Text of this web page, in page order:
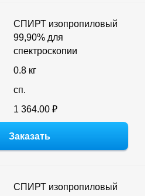
СПИРТ изопропиловый
99,90% для
спектроскопии
0.8 кг
сп.
1 364.00 ₽
Заказать
СПИРТ изопропиловый